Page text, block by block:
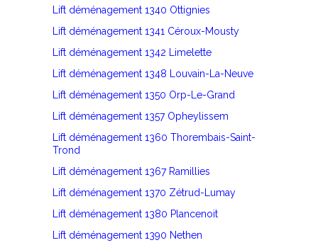
Lift déménagement 1340 Ottignies
Lift déménagement 1341 Céroux-Mousty
Lift déménagement 1342 Limelette
Lift déménagement 1348 Louvain-La-Neuve
Lift déménagement 1350 Orp-Le-Grand
Lift déménagement 1357 Opheylissem
Lift déménagement 1360 Thorembais-Saint-
Trond
Lift déménagement 1367 Ramillies
Lift déménagement 1370 Zétrud-Lumay
Lift déménagement 1380 Plancenoit
Lift déménagement 1390 Nethen